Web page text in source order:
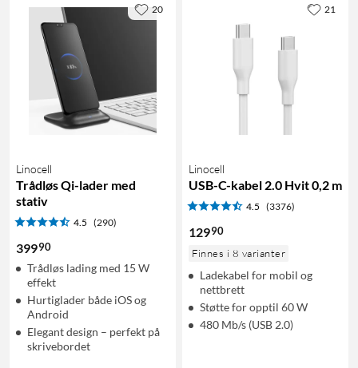
Linocell
Trådløs Qi-lader med
stativ
4.5 (290)
39990
Trådløs lading med 15 W
effekt
Hurtiglader både iOS og
Android
Elegant design – perfekt på
skrivebordet
20
Linocell
USB-C-kabel 2.0 Hvit 0,2 m
4.5 (3376)
12990
Finnes i 8 varianter
Ladekabel for mobil og
nettbrett
Støtte for opptil 60 W
480 Mb/s (USB 2.0)
21